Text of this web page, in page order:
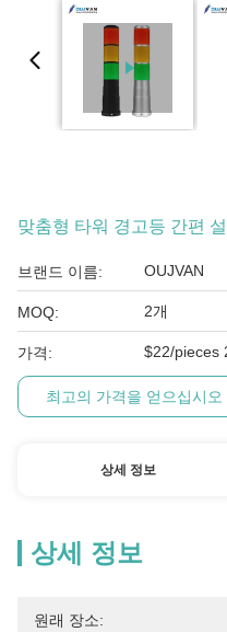
맞춤형 타워 경고등 간편
브랜드 이름: OUJVAN
MOQ: 2개
가격: $22/pieces
최고의 가격을 얻으십시오
상세 정보
상세 정보
원래 장소: